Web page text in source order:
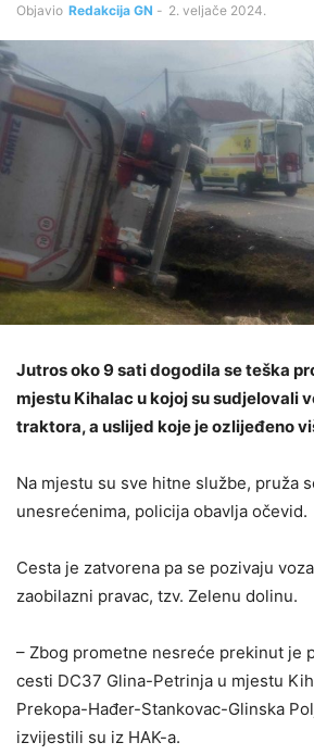
Objavio Redakcija GN - 2. veljače 2024.
Jutros oko 9 sati dogodila se teška
mjestu Kihalac u kojoj su sudjelovali
traktora, a uslijed koje je ozlijeđeno
Na mjestu su sve hitne službe, pruža
unesrećenima, policija obavlja očevid.
Cesta je zatvorena pa se pozivaju
zaobilazni pravac, tzv. Zelenu dolinu.
– Zbog prometne nesreće prekinut je
cesti DC37 Glina-Petrinja u mjestu
Prekopa-Hađer-Stankovac-Glinska
izvijestili su iz HAK-a.